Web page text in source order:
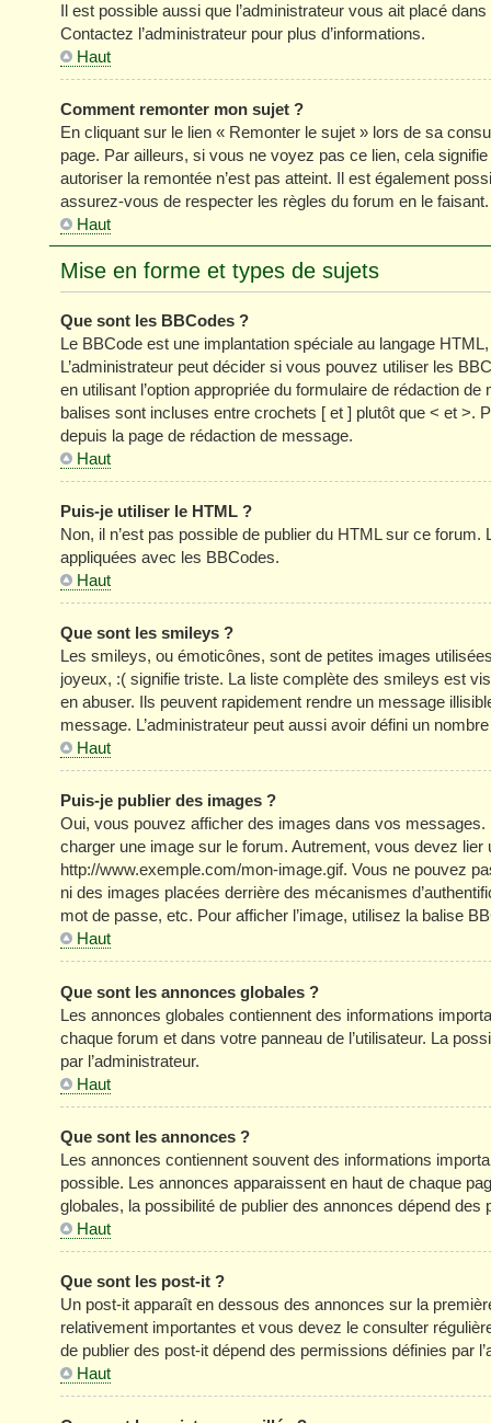
Il est possible aussi que l’administrateur vous ait placé
Contactez l’administrateur pour plus d’informations.
Haut
Comment remonter mon sujet ?
En cliquant sur le lien « Remonter le sujet » lors de sa
page. Par ailleurs, si vous ne voyez pas ce lien, cela
autoriser la remontée n’est pas atteint. Il est également
assurez-vous de respecter les règles du forum en le faisant.
Haut
Mise en forme et types de sujets
Que sont les BBCodes ?
Le BBCode est une implantation spéciale au langage
L’administrateur peut décider si vous pouvez utiliser les
en utilisant l’option appropriée du formulaire de rédaction
balises sont incluses entre crochets [ et ] plutôt que < et >.
depuis la page de rédaction de message.
Haut
Puis-je utiliser le HTML ?
Non, il n’est pas possible de publier du HTML sur ce
appliquées avec les BBCodes.
Haut
Que sont les smileys ?
Les smileys, ou émoticônes, sont de petites images
joyeux, :( signifie triste. La liste complète des smileys est
en abuser. Ils peuvent rapidement rendre un message
message. L’administrateur peut aussi avoir défini un
Haut
Puis-je publier des images ?
Oui, vous pouvez afficher des images dans vos
charger une image sur le forum. Autrement, vous devez
http://www.exemple.com/mon-image.gif. Vous ne pouvez
ni des images placées derrière des mécanismes
mot de passe, etc. Pour afficher l’image, utilisez la balise
Haut
Que sont les annonces globales ?
Les annonces globales contiennent des informations
chaque forum et dans votre panneau de l’utilisateur. La
par l’administrateur.
Haut
Que sont les annonces ?
Les annonces contiennent souvent des informations
possible. Les annonces apparaissent en haut de chaque
globales, la possibilité de publier des annonces dépend des
Haut
Que sont les post-it ?
Un post-it apparaît en dessous des annonces sur la
relativement importantes et vous devez le consulter
de publier des post-it dépend des permissions définies par
Haut